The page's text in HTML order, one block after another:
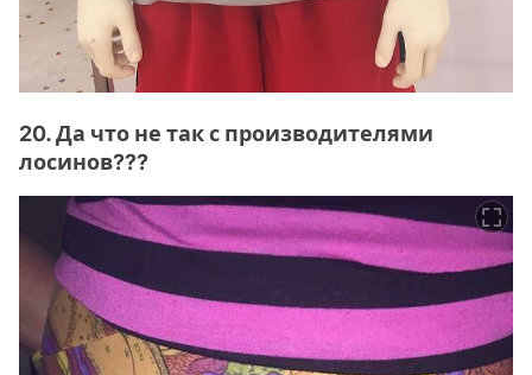
20. Да что не так с производителями
лосинов???